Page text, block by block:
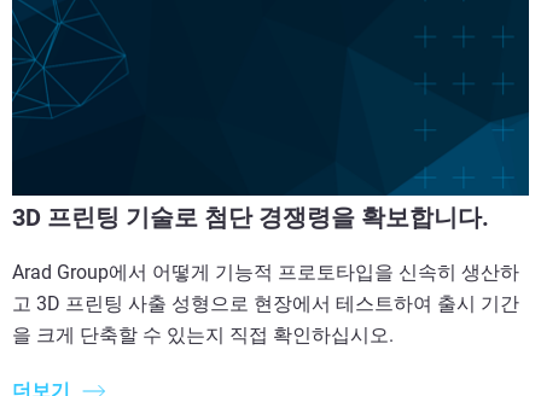
3D 프린팅 기술로 첨단 경쟁령을 확보합니다.
Arad Group에서 어떻게 기능적 프로토타입을 신속히 생산하
고 3D 프린팅 사출 성형으로 현장에서 테스트하여 출시 기간
을 크게 단축할 수 있는지 직접 확인하십시오.
더보기